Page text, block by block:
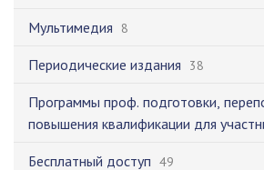
Мультимедия 8
Периодические издания 38
Программы проф. подготовки,
повышения квалификации для
Бесплатный доступ 49